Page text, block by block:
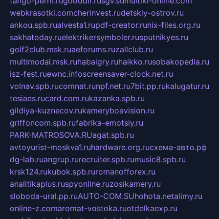
webkrasotki.comcherinvest.rudetskiy-ostrov.ru
ankou.spb.rualvesta1.rupdf-creator.runix-files.org.ru
sakhatoday.ruelektrikersymboler.rusputnikyes.ru
golf2club.msk.ruaeforums.ruzallclub.ru
multimodal.msk.ruhabaigry.ruhaikko.rusobakopedia.ru
isz-fest.ruewnc.infoscreensaver-clock.net.ru
volnav.spb.rucomnat.runpf.net.ru7bit.pp.rukalugatur.ru
tesiaes.rucard.com.rukazanka.spb.ru
gildiya-kuznecov.rukameryboavision.ru
griffoncom.spb.rufabrika-emotsiy.ru
PARK-MATROSOVA.RUagat.spb.ru
avtoyurist-moskva1.ruhardware.org.ruсхема-авто.рф
dg-lab.ruangrup.rurecruiter.spb.rumusic8.spb.ru
krsk124.rukubok.spb.ruromanofforex.ru
analitikaplus.ruspyonline.ruzosikamery.ru
sloboda-ural.pp.ruAUTO-COM.SUhohota.netalimy.ru
online-z.comaromat-vostoka.ruotdelkaexp.ru